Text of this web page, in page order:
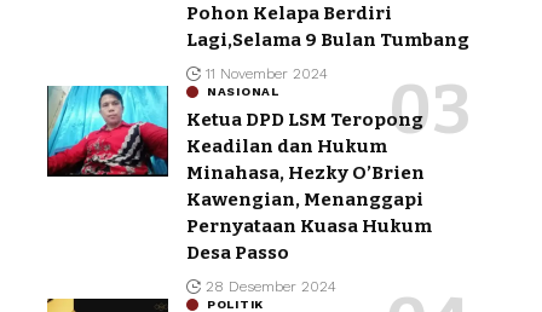
Pohon Kelapa Berdiri
Lagi,Selama 9 Bulan Tumbang
11 November 2024
NASIONAL
Ketua DPD LSM Teropong
Keadilan dan Hukum
Minahasa, Hezky O’Brien
Kawengian, Menanggapi
Pernyataan Kuasa Hukum
Desa Passo
28 Desember 2024
POLITIK